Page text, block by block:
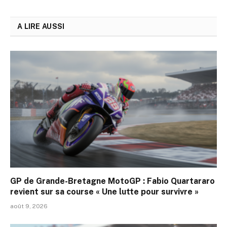
A LIRE AUSSI
GP de Grande-Bretagne MotoGP : Fabio Quartararo
revient sur sa course « Une lutte pour survivre »
août 9, 2026